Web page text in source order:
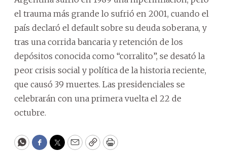
el trauma más grande lo sufrió en 2001, cuando el
país declaró el default sobre su deuda soberana, y
tras una corrida bancaria y retención de los
depósitos conocida como “corralito”, se desató la
peor crisis social y política de la historia reciente,
que causó 39 muertes. Las presidenciales se
celebrarán con una primera vuelta el 22 de
octubre.
WhatsApp
Facebook
Twitter
EmailCopyPrint